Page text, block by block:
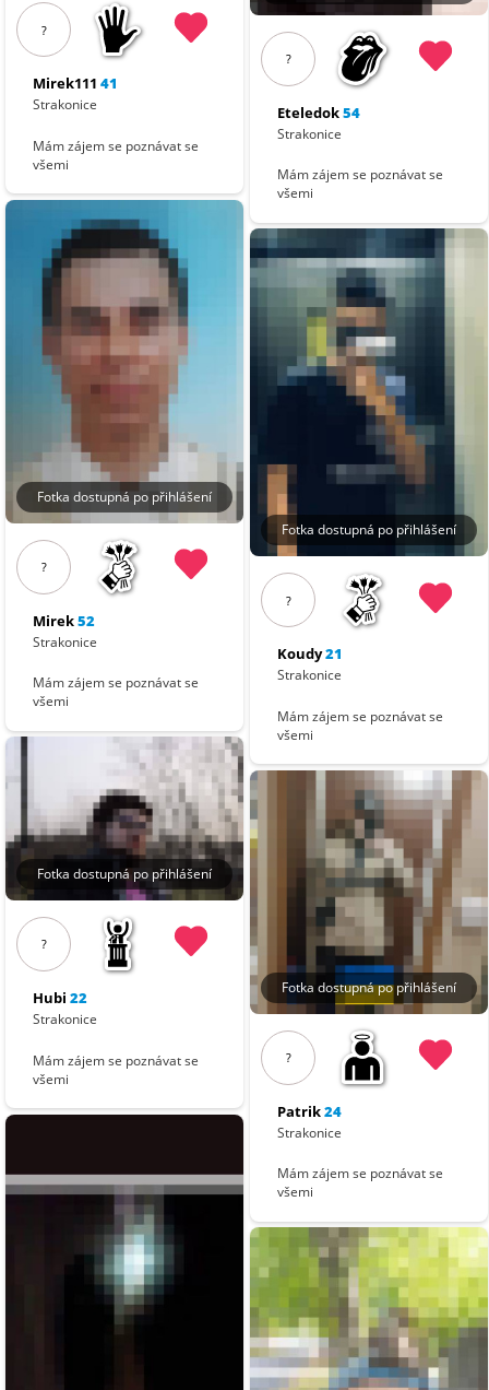
?
Mirek111 41
Strakonice
Mám zájem se poznávat se
všemi
Fotka dostupná po přihlášení
?
Mirek52
Strakonice
Mám zájem se poznávat se
všemi
Fotka dostupná po přihlášení
?
Hubi 22
Strakonice
Mám zájem se poznávat se
všemi
?
Eteledok54
Strakonice
Mám zájem se poznávat se
všemi
Fotka dostupná po přihlášení
?
Koudy21
Strakonice
Mám zájem se poznávat se
všemi
Fotka dostupná po přihlášení
?
Patrik24
Strakonice
Mám zájem se poznávat se
všemi